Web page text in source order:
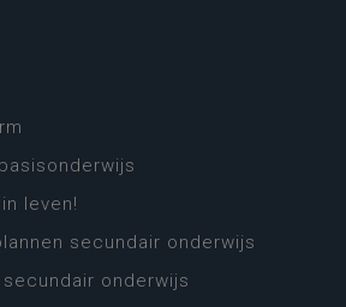
leven!
secundair onderwijs
onderwijs